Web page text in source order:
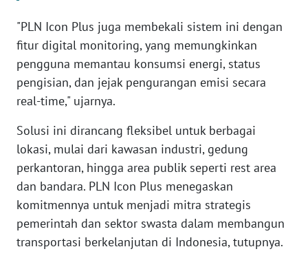
"PLN Icon Plus juga membekali sistem ini dengan
fitur digital monitoring, yang memungkinkan
pengguna memantau konsumsi energi, status
pengisian, dan jejak pengurangan emisi secara
real-time," ujarnya.
Solusi ini dirancang fleksibel untuk berbagai
lokasi, mulai dari kawasan industri, gedung
perkantoran, hingga area publik seperti rest area
dan bandara. PLN Icon Plus menegaskan
komitmennya untuk menjadi mitra strategis
pemerintah dan sektor swasta dalam membangun
transportasi berkelanjutan di Indonesia, tutupnya.
SUMSEL
WN
BENGKULU
LAMPUNG
WN
JATENG
WN